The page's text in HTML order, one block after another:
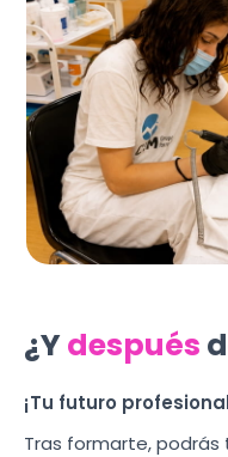
¿Ydespués
¡Tu futuro
Tras formarte, podrás